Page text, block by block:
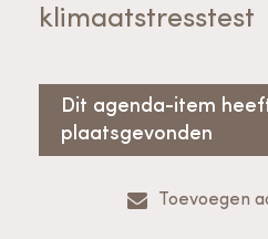
Downloads en
Advies en
klimaatstresstest
Dit agenda-item
plaatsgevonden
Toevoegen